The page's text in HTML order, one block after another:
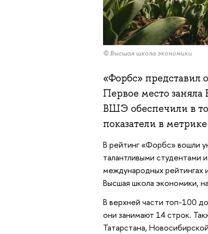
© Высшая школа экономики
«Форбс» представил
Первое место
ВШЭ обеспечили в
показатели в
В рейтинг «Форбс» вошли
талантливыми студентами
международных рейтингах
Высшая школа экономики,
В верхней части топ-100
они занимают 14 строк.
Татарстана,